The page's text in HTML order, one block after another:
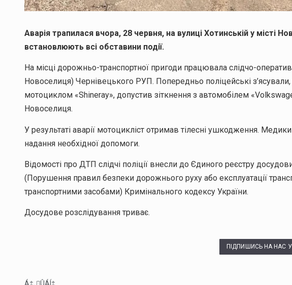
Аварія трапилася вчора, 28 червня, на вулиці Хотинській у місті
встановлюють всі обставини події.
На місці дорожньо-транспортної пригоди працювала слідчо-
Новоселиця) Чернівецького РУП. Попередньо поліцейські
мотоциклом «Shineray», допустив зіткнення з автомобілем
Новоселиця.
У результаті аварії мотоцикліст отримав тілесні ушкодження. Медики
надання необхідної допомоги.
Відомості про ДТП слідчі поліції внесли до Єдиного реєстру
(Порушення правил безпеки дорожнього руху або експлуатації
транспортними засобами) Кримінального кодексу України.
Досудове розслідування триває.
ПІДПИШИСЬ НА НАС
Á‡„ÛÁÍ‡...